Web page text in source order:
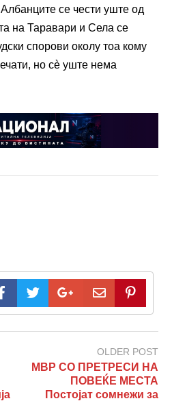
се чести уште од
на Таравари и Села се
спорови околу тоа кому
но сè уште нема
OLDER POST
МВР СО ПРЕТРЕСИ НА
ПОВЕЌЕ МЕСТА
Постојат сомнежи за